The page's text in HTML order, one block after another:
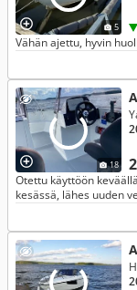
5
Vähän ajettu, hyvin
18
Otettu käyttöön
kesässä, lähes uuden